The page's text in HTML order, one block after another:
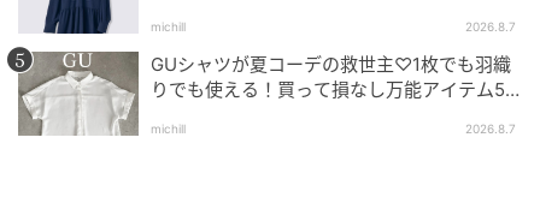
■スウェットワイドショーツ 2,990円(税込)
ブラックの「スウェットワイドショーツ」を
使ったセーターコーディネート
michill 2026.8.7
GUシャツが夏コーデの救世主♡1枚でも羽織
りでも使える！買って損なし万能アイテム5
michill 2026.8.7